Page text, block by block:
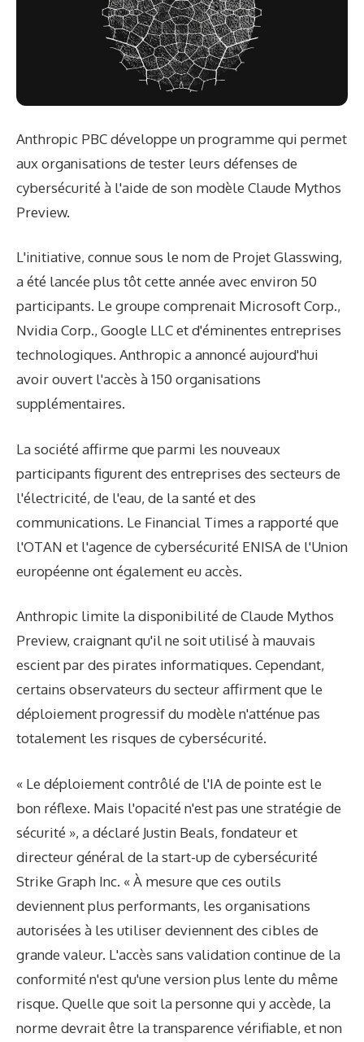
Anthropic PBC développe un programme qui permet
aux organisations de tester leurs défenses de
cybersécurité à l'aide de son modèle Claude Mythos
Preview.
L'initiative, connue sous le nom de Projet Glasswing,
a été lancée plus tôt cette année avec environ 50
participants. Le groupe comprenait Microsoft Corp.,
Nvidia Corp., Google LLC et d'éminentes entreprises
technologiques. Anthropic a annoncé aujourd'hui
avoir ouvert l'accès à 150 organisations
supplémentaires.
La société affirme que parmi les nouveaux
participants figurent des entreprises des secteurs de
l'électricité, de l'eau, de la santé et des
communications. Le Financial Times a rapporté que
l'OTAN et l'agence de cybersécurité ENISA de l'Union
européenne ont également eu accès.
Anthropic limite la disponibilité de Claude Mythos
Preview, craignant qu'il ne soit utilisé à mauvais
escient par des pirates informatiques. Cependant,
certains observateurs du secteur affirment que le
déploiement progressif du modèle n'atténue pas
totalement les risques de cybersécurité.
« Le déploiement contrôlé de l'IA de pointe est le
bon réflexe. Mais l'opacité n'est pas une stratégie de
sécurité », a déclaré Justin Beals, fondateur et
directeur général de la start-up de cybersécurité
Strike Graph Inc. « À mesure que ces outils
deviennent plus performants, les organisations
autorisées à les utiliser deviennent des cibles de
grande valeur. L'accès sans validation continue de la
conformité n'est qu'une version plus lente du même
risque. Quelle que soit la personne qui y accède, la
norme devrait être la transparence vérifiable, et non